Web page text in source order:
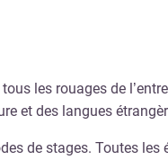
les rouages de
et des langues
de stages. Toutes